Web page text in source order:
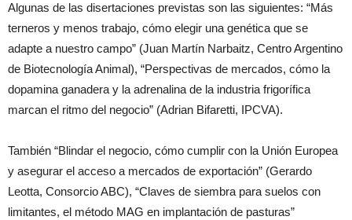
Algunas de las disertaciones previstas son las siguientes: “Más
terneros y menos trabajo, cómo elegir una genética que se
adapte a nuestro campo” (Juan Martín Narbaitz, Centro Argentino
de Biotecnología Animal), “Perspectivas de mercados, cómo la
dopamina ganadera y la adrenalina de la industria frigorífica
marcan el ritmo del negocio” (Adrian Bifaretti, IPCVA).
También “Blindar el negocio, cómo cumplir con la Unión Europea
y asegurar el acceso a mercados de exportación” (Gerardo
Leotta, Consorcio ABC), “Claves de siembra para suelos con
limitantes, el método MAG en implantación de pasturas”